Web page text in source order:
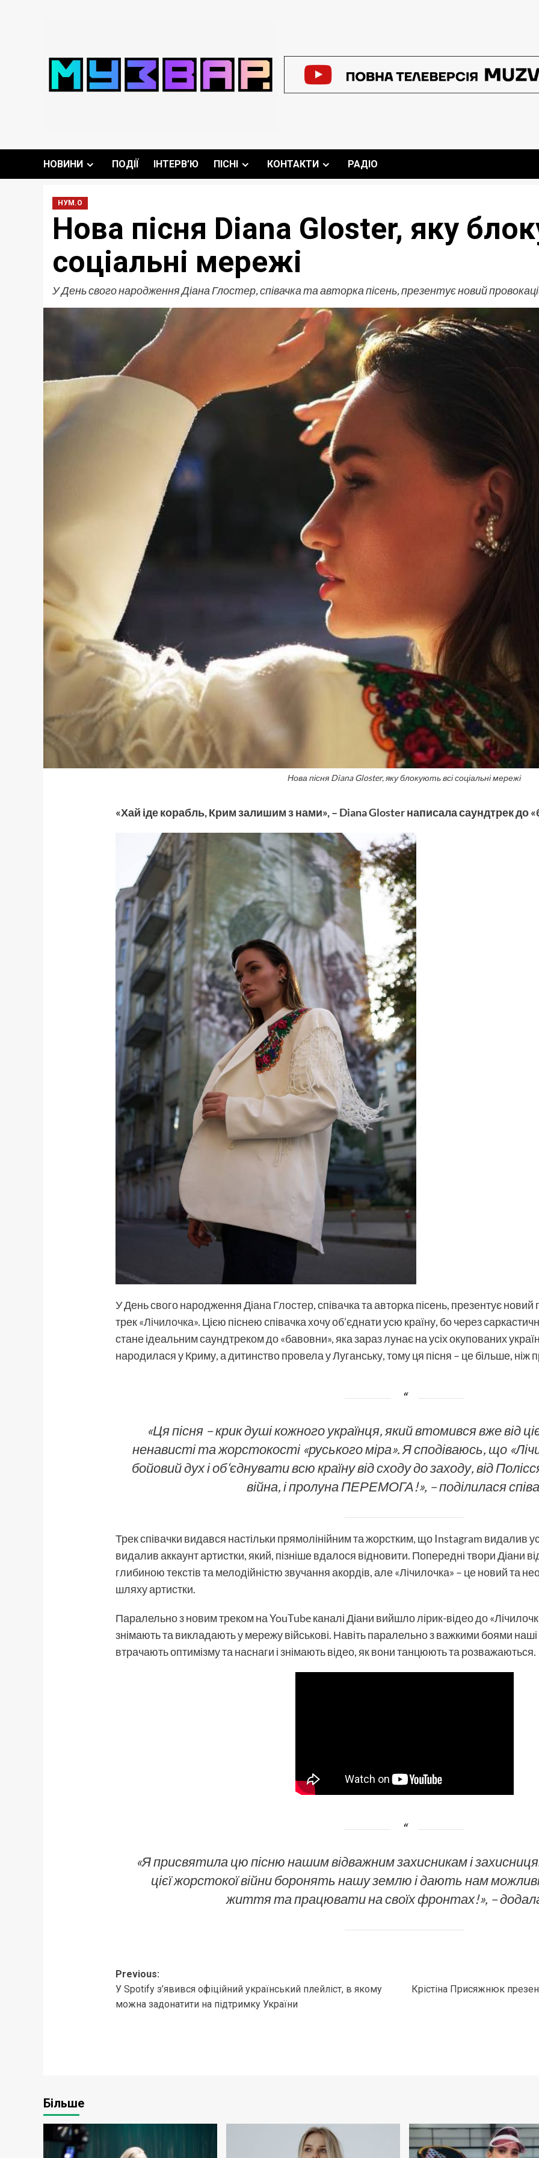
НОВИНИ ПОДІЇ ІНТЕРВ’Ю ПІСНІ КОНТАКТИ РАДІО
НУМ.О
Нова пісня Diana Gloster, яку
соціальні мережі
У День свого народження Діана Глостер, співачка та авторка пісень, презентує новий
Нова пісня Diana Gloster, яку блокують всі соціальні мережі
«Хай іде корабль, Крим залишим з нами», – Diana Glosterнаписала саундтрек до
У День свого народженняДіана Глостер, співачка та авторка пісень, презентує новий
трек «Лічилочка». Цією піснею співачка хочу об’єднати усю країну, бо через
стане ідеальним саундтреком до «бавовни», яка зараз лунає на усіх окупованих
народилася у Криму, а дитинство провела у Луганську, тому ця пісня – це більше, ніж
«Ця пісня – крик душі кожного українця, який втомився вже від
ненависті та жорстокості «руського міра». Я сподіваюсь, що
бойовий дух і об‘єднувати всю країну від сходу до заходу, від
війна, і пролуна ПЕРЕМОГА!», – поділилася
Трек співачки видався настільки прямолінійним та жорстким, що Instagram видалив
видалив аккаунт артистки, який, пізніше вдалося відновити. Попередні твори Діани
глибиною текстів та мелодійністю звучання акордів, але «Лічилочка» – це новий та
шляху артистки.
Паралельно з новим треком на YouTube каналі Діани вийшло лірик-відео до
знімають та викладають у мережу військові. Навіть паралельно з важкими боями наші
втрачають оптимізму та наснаги і знімають відео, як вони танцюють та розважаються.
«Я присвятила цю пісню нашим відважним захисникам і
цієї жорстокої війни боронять нашу землю і дають нам
життя та працювати на своїх фронтах!», –
Post
navigation
Previous:
У Spotify з’явився офіційний український плейліст, в якому
можна задонатити на підтримку України
Крістіна Присяжнюк
Більше